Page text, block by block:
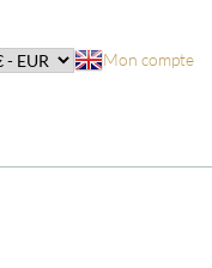
Mon compte